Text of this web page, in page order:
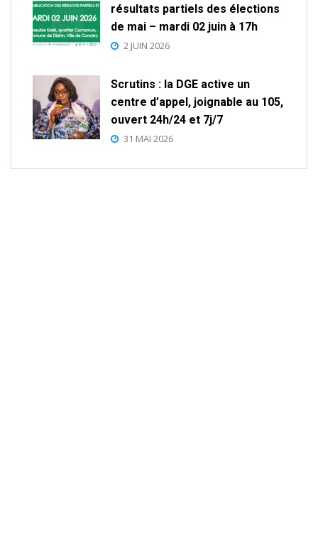
résultats partiels des élections
de mai – mardi 02 juin à 17h
2 JUIN 2026
Scrutins : la DGE active un
centre d’appel, joignable au 105,
ouvert 24h/24 et 7j/7
31 MAI 2026